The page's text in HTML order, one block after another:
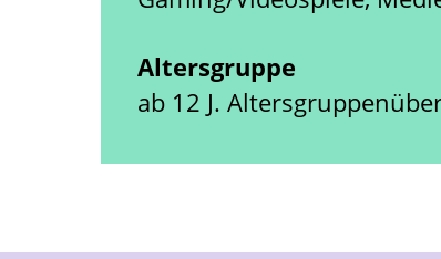
Altersgruppe
ab 12 J.